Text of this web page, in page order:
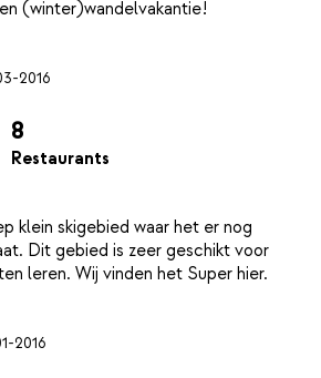
2016
8
Restaurants
klein skigebied waar het er nog
Dit gebied is zeer geschikt voor
2016